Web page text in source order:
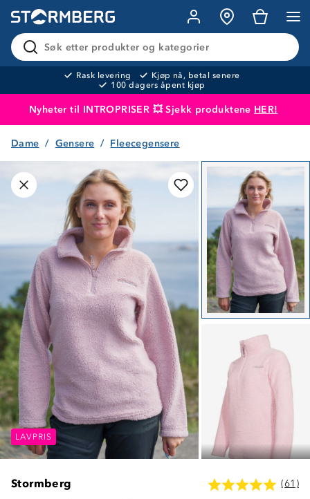
Søk etter produkter og kategorier
Rask levering
Kjøp nå, betal senere
100 dagers åpent kjøp
Nyheter til INTROPRISER 💥 Sjekk produktene HER!
Produktet er lagt i handlekurven
Dame Gensere Fleecegensere
LAVPRIS LAVPRIS
LAVPRIS
Stormberg (61)